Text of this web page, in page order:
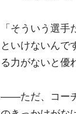
「そういう選
といけないんで
る力がないと優
――ただ、コー